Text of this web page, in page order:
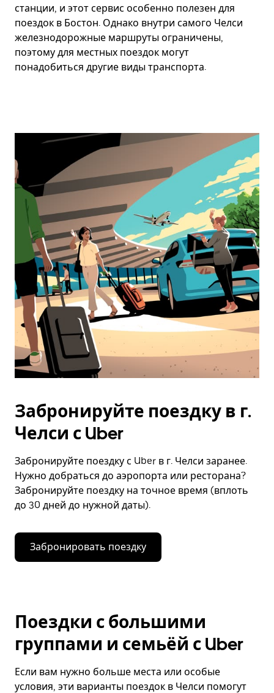
станции, и этот сервис особенно полезен для
поездок в Бостон. Однако внутри самого Челси
железнодорожные маршруты ограничены,
поэтому для местных поездок могут
понадобиться другие виды транспорта.
Забронируйте поездку в г.
Челси с Uber
Забронируйте поездку с Uber в г. Челси заранее.
Нужно добраться до аэропорта или ресторана?
Забронируйте поездку на точное время (вплоть
до 30 дней до нужной даты).
Забронировать поездку
Поездки с большими
группами и семьёй с Uber
Если вам нужно больше места или особые
условия, эти варианты поездок в Челси помогут